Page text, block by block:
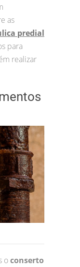
as
predial
para
realizar
oconserto